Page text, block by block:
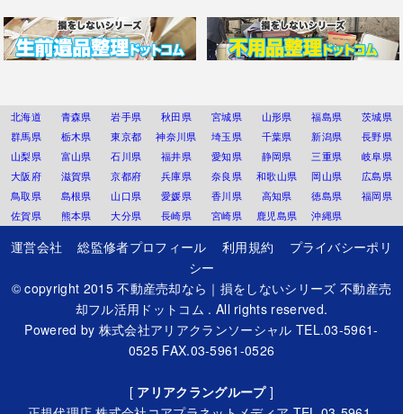
北海道 青森県 岩手県 秋田県 宮城県 山形県 福島県
茨城県
群馬県
栃木県 東京都 神奈川県 埼玉県 千葉県 新潟県
長野県
山梨県
富山県 石川県 福井県 愛知県 静岡県 三重県
岐阜県
大阪府
滋賀県 京都府 兵庫県 奈良県 和歌山県 岡山県
広島県
鳥取県
島根県 山口県 愛媛県 香川県 高知県 徳島県
福岡県
佐賀県
熊本県 大分県 長崎県 宮崎県 鹿児島県 沖縄県
運営会社 総監修者プロフィール 利用規約
プライバシーポリ
シー
© copyright 2015不動産売却なら｜損をしないシリーズ 不動産売
却フル活用ドットコム . All rights reserved.
Powered by 株式会社アリアクランソーシャル TEL.03-5961-
0525 FAX.03-5961-0526
[ アリアクラングループ]